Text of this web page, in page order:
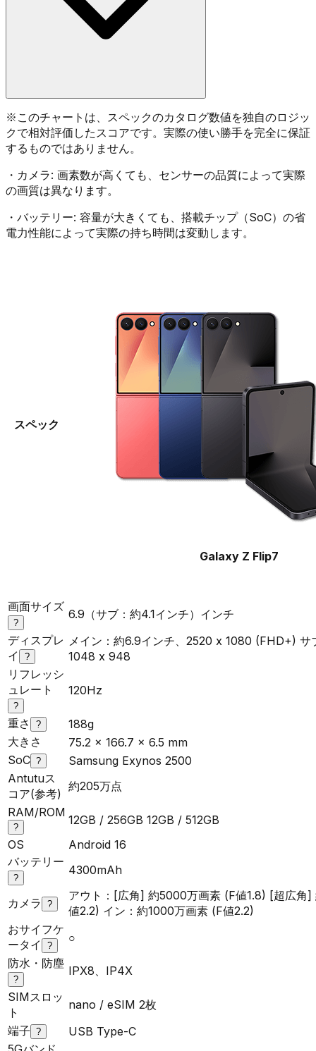
※ このチャートは、スペックのカタログ数値を独自のロジッ
クで相対評価したスコアです。実際の使い勝手を完全に保証
するものではありません。
・ カメラ: 画素数が高くても、センサーの品質によって実際
の画質は異なります。
・ バッテリー: 容量が大きくても、搭載チップ（SoC）の省
電力性能によって実際の持ち時間は変動します。
スペック
Galaxy Z Flip7
画面サイズ
?
6.9（サブ：約4.1インチ）インチ
ディスプレ
イ
?
メイン：約6.9インチ、2520 x 1080 (FHD+) サ
1048 x 948
リフレッシ
ュレート
?
120Hz
重さ ?
188g
大きさ
75.2 x 166.7 x 6.5 mm
SoC ?
Samsung Exynos 2500
Antutuス
コア(参考)
約205万点
RAM/ROM
?
12GB / 256GB 12GB / 512GB
OS
Android 16
バッテリー
?
4300mAh
カメラ ?
アウト：[広角] 約5000万画素 (F値1.8) [超広角]
値2.2) イン：約1000万画素 (F値2.2)
おサイフケ
ータイ
?
○
防水・防塵
?
IPX8、IP4X
SIMスロッ
ト
nano / eSIM 2枚
端子 ?
USB Type-C